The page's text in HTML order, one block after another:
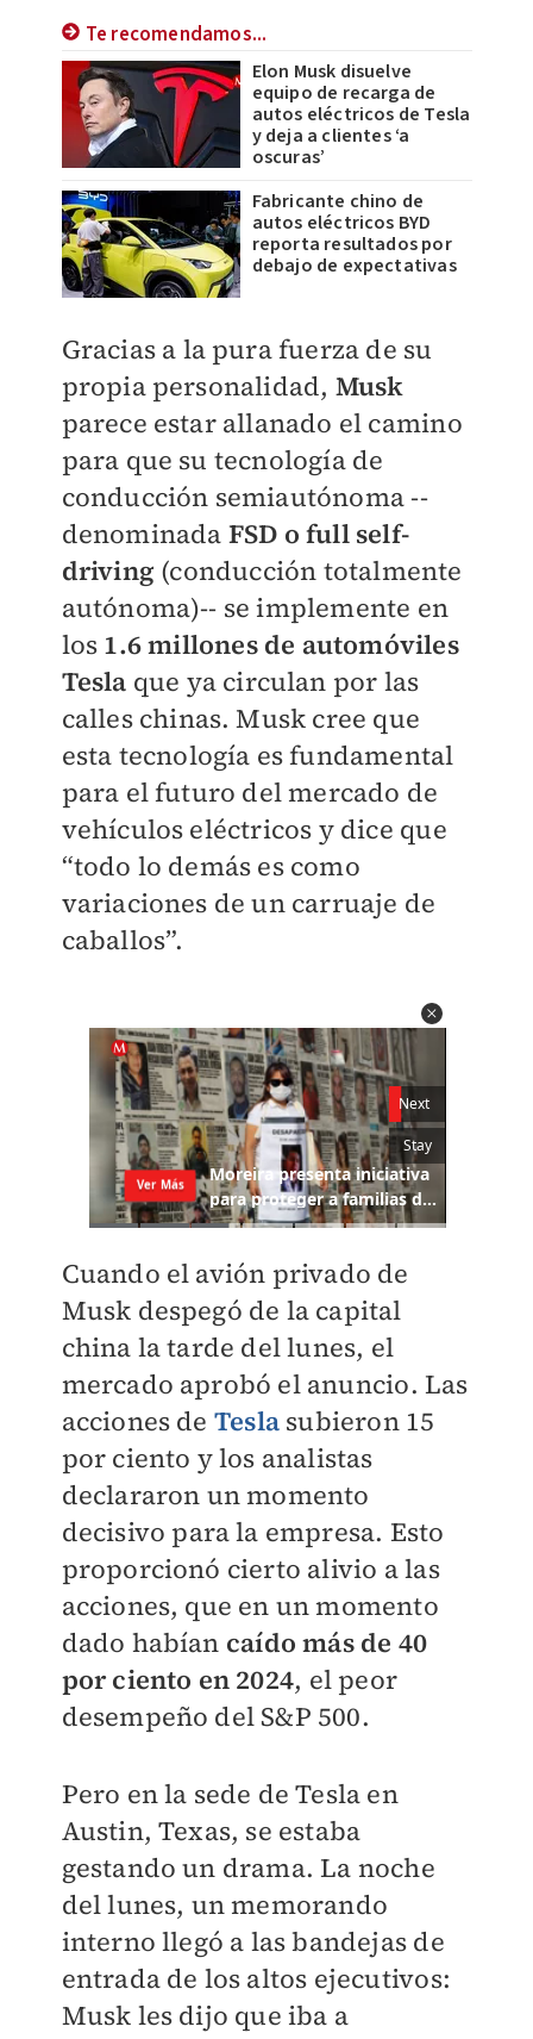
Te recomendamos...
Elon Musk disuelve
equipo de recarga de
autos eléctricos de Tesla
y deja a clientes ‘a
oscuras’
Fabricante chino de
autos eléctricos BYD
reporta resultados por
debajo de expectativas
Gracias a la pura fuerza de su
propia personalidad, Musk
parece estar allanado el camino
para que su tecnología de
conducción semiautónoma --
denominada FSD o full self-
driving (conducción totalmente
autónoma)-- se implemente en
los 1.6 millones de automóviles
Tesla que ya circulan por las
calles chinas. Musk cree que
esta tecnología es fundamental
para el futuro del mercado de
vehículos eléctricos y dice que
“todo lo demás es como
variaciones de un carruaje de
caballos”.
Cuando el avión privado de
Musk despegó de la capital
china la tarde del lunes, el
mercado aprobó el anuncio. Las
acciones de Teslasubieron 15
por ciento y los analistas
declararon un momento
decisivo para la empresa. Esto
proporcionó cierto alivio a las
acciones, que en un momento
dado habían caído más de 40
por ciento en 2024, el peor
desempeño del S&P 500.
Pero en la sede de Tesla en
Austin, Texas, se estaba
gestando un drama. La noche
del lunes, un memorando
interno llegó a las bandejas de
entrada de los altos ejecutivos:
Musk les dijo que iba a